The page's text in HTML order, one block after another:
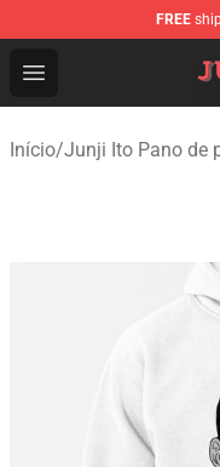
FREE
Open menu
Junji Ito Store -
Início/Junji Ito Pano de